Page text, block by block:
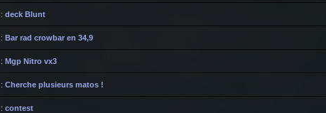
: deck Blunt
: Bar rad crowbar en 34,9
: Mgp Nitro vx3
: Cherche plusieurs matos !
: contest